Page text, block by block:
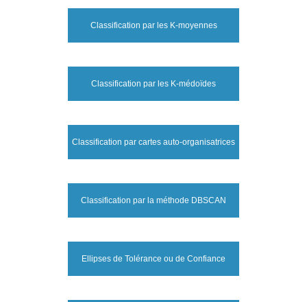
Classification par les K-moyennes
Classification par les K-médoïdes
Classification par cartes auto-organisatrices
Classification par la méthode DBSCAN
Ellipses de Tolérance ou de Confiance